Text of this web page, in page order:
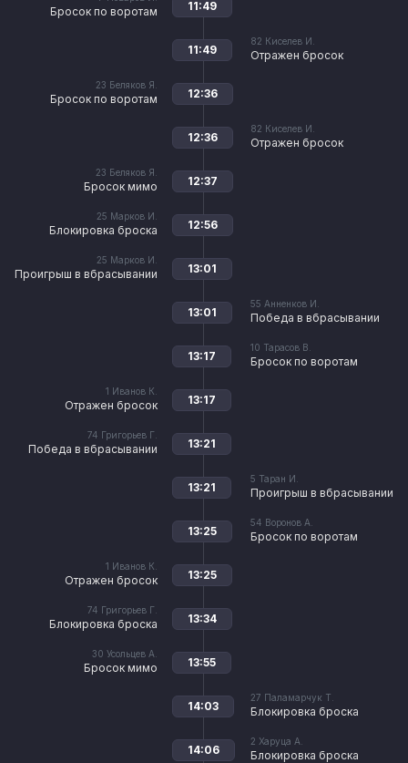
Бросок по воротам 11:49
82 Киселев И.
Отражен бросок
11:49
23 Беляков Я.
Бросок по воротам 12:36
82 Киселев И.
Отражен бросок
12:36
23 Беляков Я.
Бросок мимо 12:37
25 Марков И.
Блокировка броска 12:56
25 Марков И.
Проигрыш в вбрасывании 13:01
55 Анненков И.
Победа в вбрасывании
13:01
10 Тарасов В.
Бросок по воротам
13:17
1 Иванов К.
Отражен бросок 13:17
74 Григорьев Г.
Победа в вбрасывании 13:21
5 Таран И.
Проигрыш в вбрасывании
13:21
54 Воронов А.
Бросок по воротам
13:25
1 Иванов К.
Отражен бросок 13:25
74 Григорьев Г.
Блокировка броска 13:34
30 Усольцев А.
Бросок мимо 13:55
27 Паламарчук Т.
Блокировка броска
14:03
2 Харуца А.
Блокировка броска
14:06